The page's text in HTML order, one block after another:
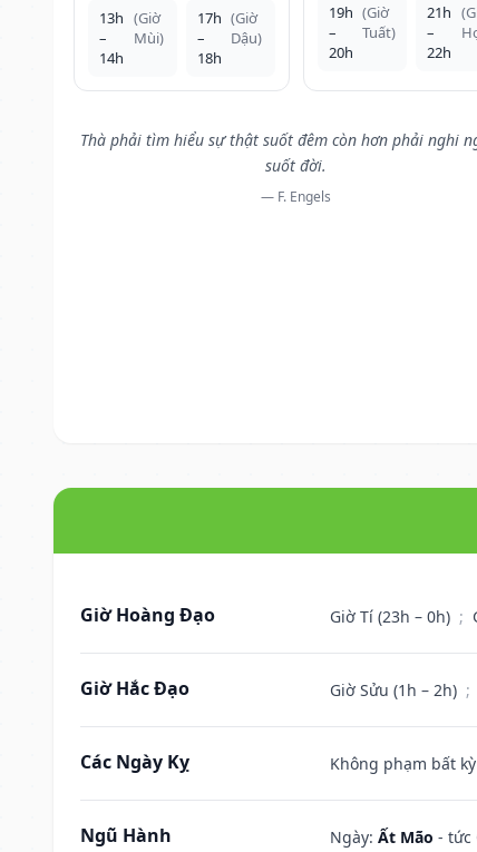
13h
–
14h
(Giờ
Mùi)
17h
–
18h
(Giờ
Dậu)
19h
–
20h
(Giờ
Tuất)
21h
–
22h
Thà phải tìm hiểu sự thật suốt đêm còn hơn phải nghi
suốt đời.
— F. Engels
Giờ Hoàng Đạo Giờ Tí (23h – 0h) ;
Giờ Hắc Đạo Giờ Sửu (1h – 2h) ;
Các Ngày Kỵ Không phạm bất
Ngũ Hành Ngày: Ất Mão - tức